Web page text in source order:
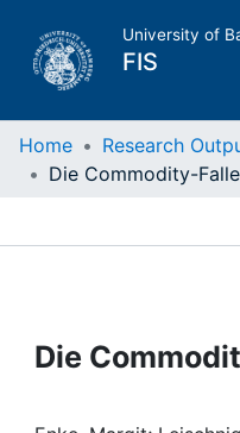
University of
FIS
Home
Projects
Home Research
Die Commodity-Falle
Die